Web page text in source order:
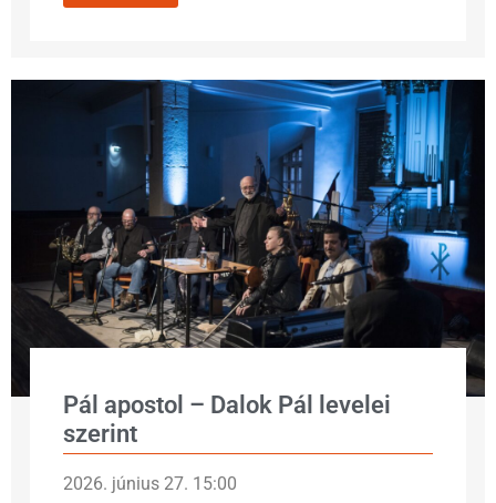
Pál apostol – Dalok Pál levelei
szerint
2026. június 27. 15:00